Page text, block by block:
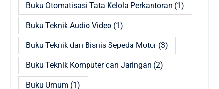
Buku Otomatisasi Tata Kelola Perkantoran (1)
Buku Teknik Audio Video(1)
Buku Teknik dan Bisnis Sepeda Motor(3)
Buku Teknik Komputer dan Jaringan (2)
Buku Umum (1)